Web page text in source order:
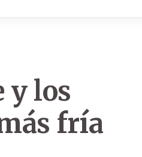
y los
fría